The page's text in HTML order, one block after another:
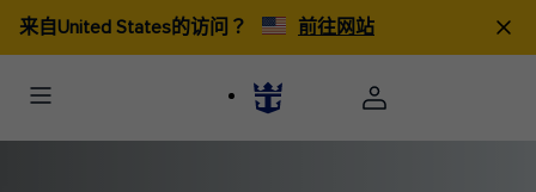
来自United States的访问？ 前往网站